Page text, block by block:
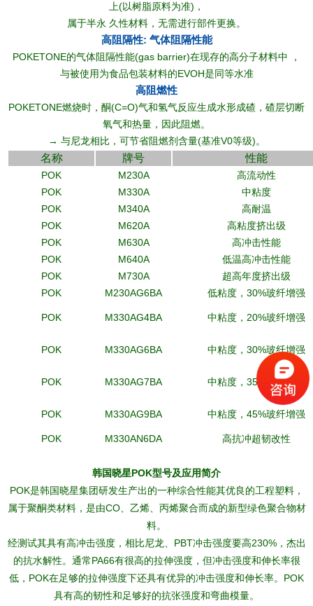
上(以树脂原料为准)，
属于半永 久性材料，无需进行部件更换。
高阻隔性: 气体阻隔性能
POKETONE的气体阻隔性能(gas barrier)在现存的高分子材料中 ，
与被使用为食品包装材料的EVOH是同等水准
高阻燃性
POKETONE燃烧时，酮(C=O)气和氢气反应生成水形成碴，碴层切断
氧气和热量，因此阻燃。
→ 与尼龙相比，可节省阻燃剂含量(基准V0等级)。
名称 牌号 性能
POK M230A
高流动性
POK
M330A
中粘度
POK
M340A
高耐温
POK
M620A
高粘度挤出级
POK
M630A
高冲击性能
POK
M640A
低温高冲击性能
POK
M730A
超高年度挤出级
POK
M230AG6BA 低粘度，30%玻纤增强
POK M330AG4BA 中粘度，20%玻纤增强
POK M330AG6BA 中粘度，30%玻纤增强
POK M330AG7BA 中粘度，35%玻纤增强
POK M330AG9BA 中粘度，45%玻纤增强
POK M330AN6DA 高抗冲超韧改性
韩国晓星POK型号及应用简介
POK是韩国晓星集团研发生产出的一种综合性能其优良的工程塑料，
属于聚酮类材料，是由CO、乙烯、丙烯聚合而成的新型绿色聚合物材
料。
经测试其具有高冲击强度，相比尼龙、PBT冲击强度要高230%，杰出
的抗水解性。通常PA66有很高的拉伸强度，但冲击强度和伸长率很
低，POK在足够的拉伸强度下还具有优异的冲击强度和伸长率。POK
具有高的韧性和足够好的抗张强度和弯曲模量。